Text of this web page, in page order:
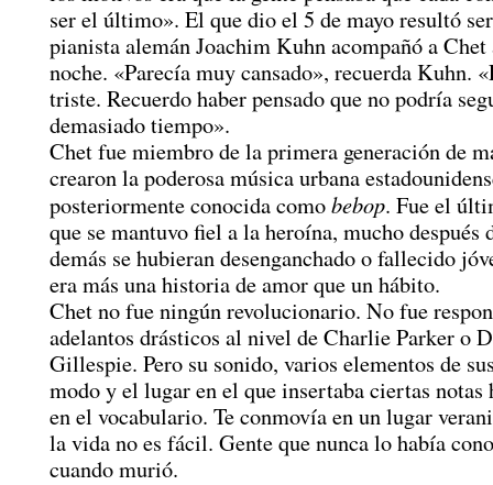
ser el último». El que dio el 5 de mayo resultó
pianista alemán Joachim Kuhn acompañó a
noche. «Parecía muy cansado», recuerda Kuhn.
triste. Recuerdo haber pensado que no podría
demasiado tiempo».
Chet fue miembro de la primera generación de
crearon la poderosa música urbana
posteriormente conocida comobebop. Fue el
que se mantuvo fiel a la heroína, mucho después
demás se hubieran desenganchado o fallecido
era más una historia de amor que un hábito.
Chet no fue ningún revolucionario. No fue
adelantos drásticos al nivel de Charlie Parker o
Gillespie. Pero su sonido, varios elementos de
modo y el lugar en el que insertaba ciertas notas
en el vocabulario. Te conmovía en un lugar
la vida no es fácil. Gente que nunca lo había
cuando murió.